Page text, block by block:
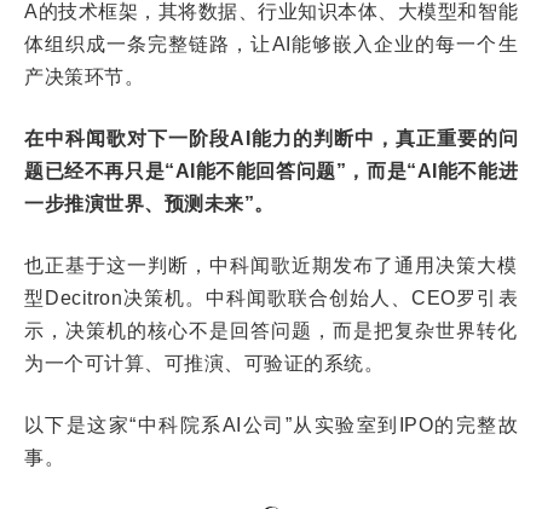
A的技术框架，其将数据、行业知识本体、大模型和智能
体组织成一条完整链路，让AI能够嵌入企业的每一个生
产决策环节。
在中科闻歌对下一阶段AI能力的判断中，真正重要的问
题已经不再只是“AI能不能回答问题”，而是“AI能不能进
一步推演世界、预测未来”。
也正基于这一判断，中科闻歌近期发布了通用决策大模
型Decitron决策机。中科闻歌联合创始人、CEO罗引表
示，决策机的核心不是回答问题，而是把复杂世界转化
为一个可计算、可推演、可验证的系统。
以下是这家“中科院系AI公司”从实验室到IPO的完整故
事。